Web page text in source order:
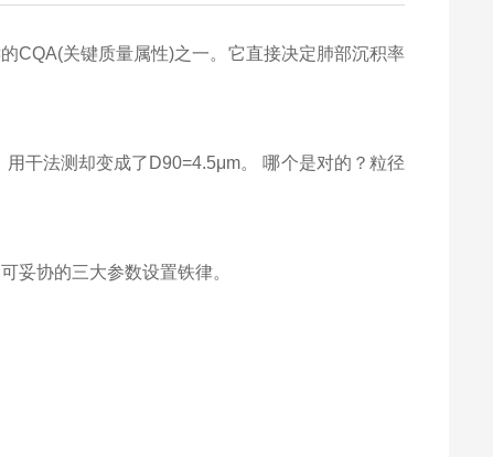
关键质量属性)之一。它直接决定肺部沉积率
干法测却变成了D90=4.5μm。 哪个是对的？粒径
协的三大参数设置铁律。